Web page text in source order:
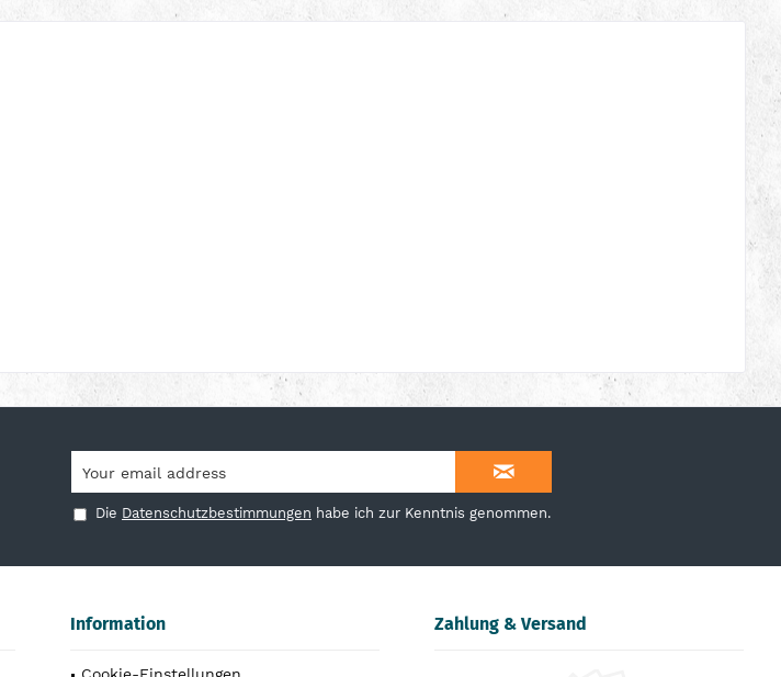
Die Datenschutzbestimmungen habe ich zur Kenntnis genommen.
Information Zahlung & Versand